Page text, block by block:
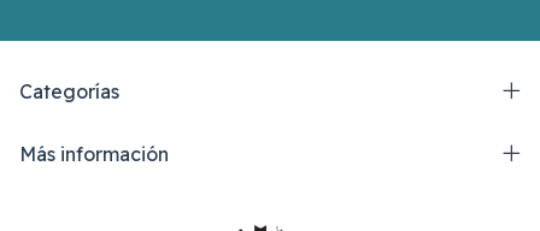
Categorías
Más información